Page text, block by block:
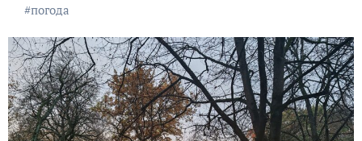
#погода